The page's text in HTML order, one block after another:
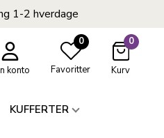
1-2 hverdage
konto
0
Favoritter
0
Kurv
KUFFERTER